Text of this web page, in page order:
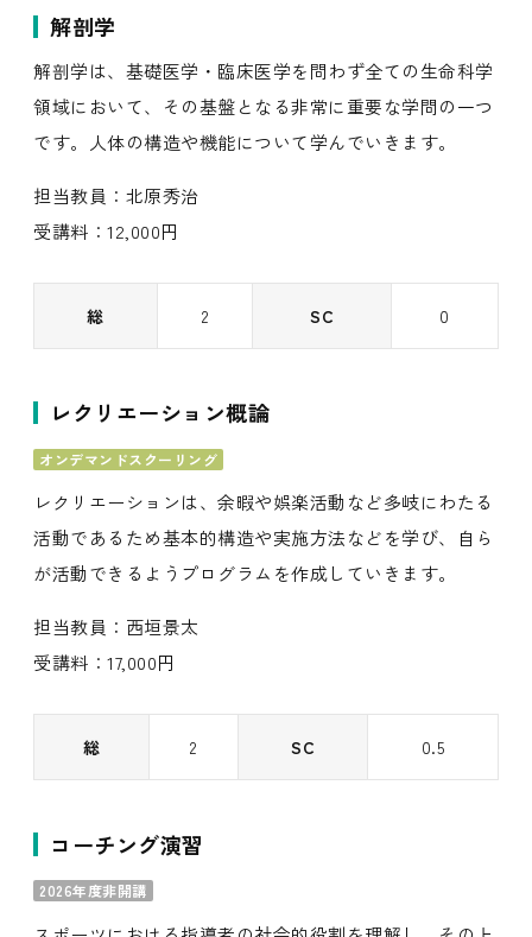
解剖学
解剖学は、基礎医学・臨床医学を問わず全ての生命科学
領域において、その基盤となる非常に重要な学問の一つ
です。人体の構造や機能について学んでいきます。
担当教員：北原秀治
受講料：12,000円
総 2 SC 0
レクリエーション概論
オンデマンドスクーリング
レクリエーションは、余暇や娯楽活動など多岐にわたる
活動であるため基本的構造や実施方法などを学び、自ら
が活動できるようプログラムを作成していきます。
担当教員：西垣景太
受講料：17,000円
総 2 SC 0.5
コーチング演習
2026年度非開講